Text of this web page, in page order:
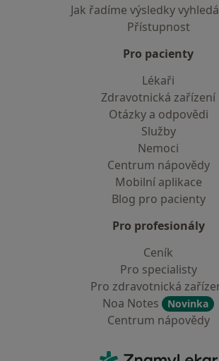
Jak řadíme výsledky
Přístupnost
Pro pacienty
Lékaři
Zdravotnická zařízení
Otázky a odpovědi
Služby
Nemoci
Centrum nápovědy
Mobilní aplikace
Blog pro pacienty
Pro profesionály
Ceník
Pro specialisty
Pro zdravotnická
Noa Notes
Novinka
Centrum nápovědy
ZnamyLekar -